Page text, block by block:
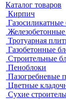
Каталог товаров
Кирпич
Газосиликатные
Тротуарная
Газобетонные
Строительные
Пеноблоки
Пазогребневые
Цветные
Сухие